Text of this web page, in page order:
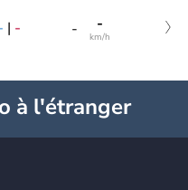
| - - -
km/h
à l'étranger